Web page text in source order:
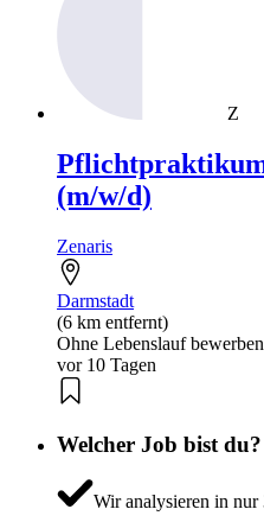
Z
(m/w/d)
Zenaris
Darmstadt
(6 km entfernt)
Ohne Lebenslauf bewerben
vor 10 Tagen
Welcher Job bist du?
Wir analysieren in